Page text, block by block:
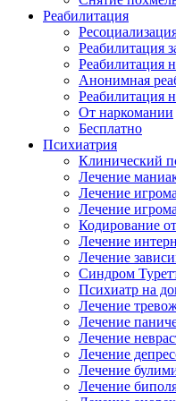
Реабилитация
Реабилитация
Реабилитация
Анонимная
Реабилитация
От наркомании
Бесплатно
Психиатрия
Клинический
Лечение
Лечение
Лечение
Кодирование
Лечение
Лечение
Синдром
Психиатр на
Лечение
Лечение
Лечение
Лечение
Лечение
Лечение